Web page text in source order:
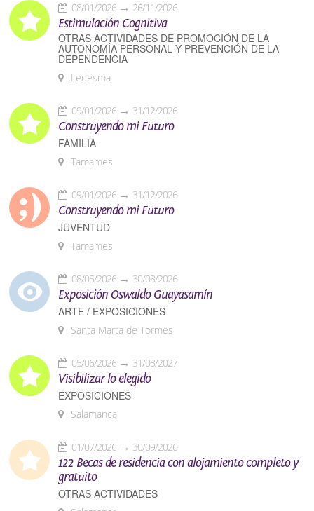
08/01/2026 26/11/2026
Estimulación Cognitiva
OTRAS ACTIVIDADES DE PROMOCIÓN DE LA
AUTONOMÍA PERSONAL Y PREVENCIÓN DE LA
DEPENDENCIA
Ledesma
09/01/2026 31/12/2026
Construyendo mi Futuro
FAMILIA
Tamames
09/01/2026 31/12/2026
Construyendo mi Futuro
JUVENTUD
Tamames
08/05/2026 30/08/2026
Exposición Oswaldo Guayasamín
ARTE / EXPOSICIONES
Santa Marta de Tormes
05/06/2026 31/03/2027
Visibilizar lo elegido
EXPOSICIONES
Salamanca
01/07/2026 30/09/2026
122 Becas de residencia con alojamiento completo y
gratuito
OTRAS ACTIVIDADES